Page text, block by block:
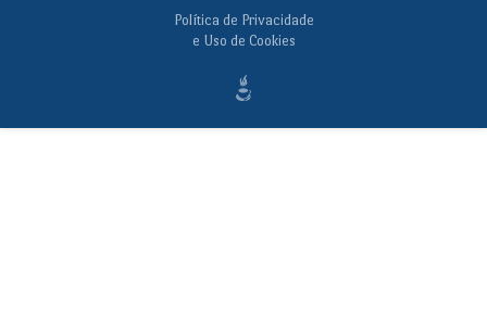
Política de Privacidade
e Uso de Cookies